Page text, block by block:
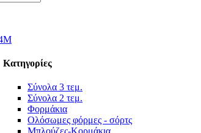
Κατηγορίες
Σύνολα 3 τεμ.
Σύνολα 2 τεμ.
Φορμάκια
Ολόσωμες φόρμες - σόρτς